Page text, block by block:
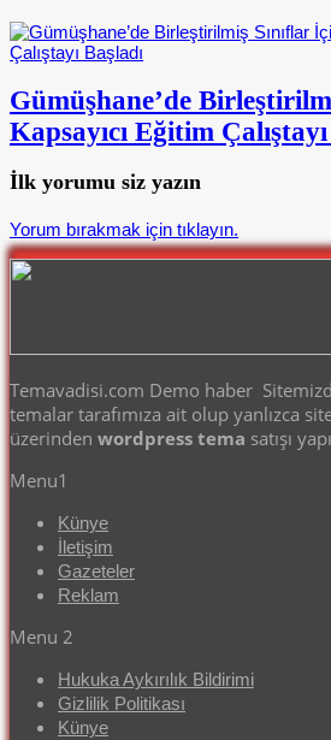
Gümüşhane’de
Kapsayıcı Eğitim
İlk yorumu siz yazın
Yorum bırakmak için tıklayın.
Temavadisi.com Demo haber
temalar tarafımıza ait olup yanlızca
üzerinden wordpress tema satışı
Menu1
Künye
İletişim
Gazeteler
Reklam
Menu 2
Hukuka Aykırılık Bildirimi
Gizlilik Politikası
Künye